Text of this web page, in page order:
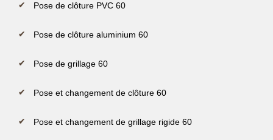
Pose de clôture PVC 60
Pose de clôture aluminium 60
Pose de grillage 60
Pose et changement de clôture 60
Pose et changement de grillage rigide 60